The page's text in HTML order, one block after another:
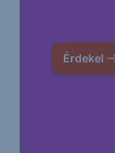
Érdekel